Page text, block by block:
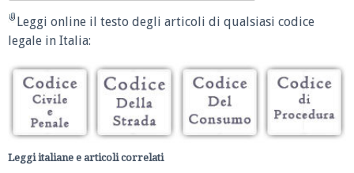
Leggi online il testo degli articoli di qualsiasi codice
legale in Italia:
Leggi italiane e articoli correlati